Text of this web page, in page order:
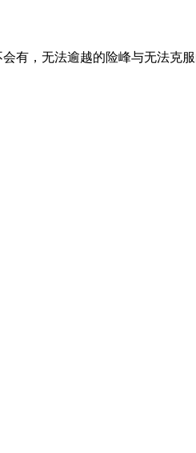
有，无法逾越的险峰与无法克